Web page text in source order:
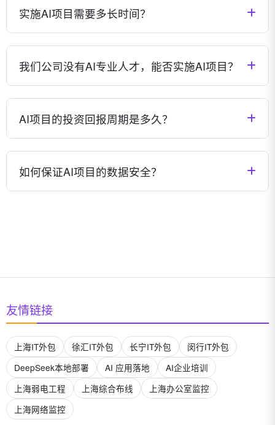
通过预约咨询，与我们的专家团队深入交流，共同确定
最佳方案。
实施AI项目需要多长时间？
月，中型项目3-6个月，大型复杂项目可能需要6-12个
月。我们会在项目启动前提供详细的时间规划。
我们公司没有AI专业人才，能否实施AI项目？
的团队会负责技术实施，同时培训您的团队掌握必要的
操作和维护技能。
AI项目的投资回报周期是多久？
策类项目可能在6-12个月内产生明显回报，而创新型应
用可能需要1-2年时间实现价值最大化。我们会帮助您
如何保证AI项目的数据安全？
友情链接
上海IT外包 徐汇IT外包 长宁IT外包
闵行IT外包
DeepSeek本地部署
AI 应用落地
AI企业培训
上海弱电工程
上海综合布线
上海办公室监控
上海网络监控